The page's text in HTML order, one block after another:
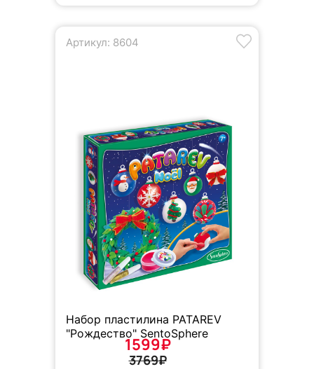
Артикул: 8604
Набор пластилина PATAREV
"Рождество" SentoSphere
1599₽
3769₽